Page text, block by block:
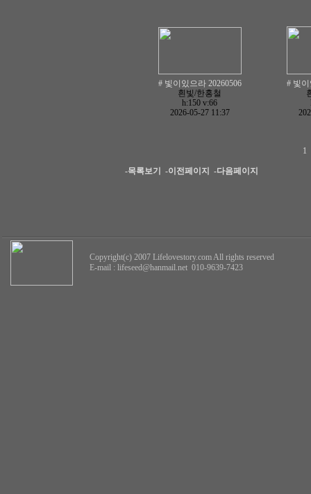
# 빛이있으라 20260506
흰빛/한홍철
h:150 v:66
2026-05-27 11:37
# 빛이
1
-목록보기 -이전페이지 -다음페이지
Copyright(c) 2007 Lifelovestory.com All rights reserved
E-mail : lifeseed@hanmail.net 010-9639-7423